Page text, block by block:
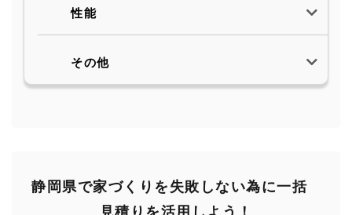
性能
その他
静岡県で家づくりを失敗しない為に一括